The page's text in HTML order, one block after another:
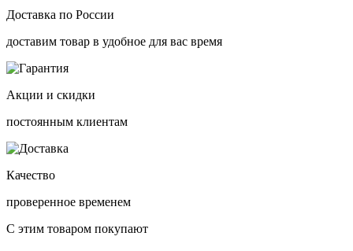
Доставка по России
доставим товар в удобное для вас время
Акции и скидки
постоянным клиентам
Качество
проверенное временем
С этим товаром покупают